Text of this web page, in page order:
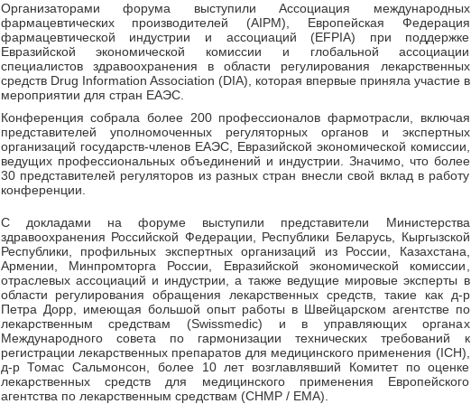
Организаторами форума выступили Ассоциация международных
фармацевтических производителей (AIPM), Европейская Федерация
фармацевтической индустрии и ассоциаций (EFPIA) при поддержке
Евразийской экономической комиссии и глобальной ассоциации
специалистов здравоохранения в области регулирования лекарственных
средств Drug Information Association (DIA), которая впервые приняла участие в
мероприятии для стран ЕАЭС.
Конференция собрала более 200 профессионалов фармотрасли, включая
представителей уполномоченных регуляторных органов и экспертных
организаций государств-членов ЕАЭС, Евразийской экономической комиссии,
ведущих профессиональных объединений и индустрии. Значимо, что более
30 представителей регуляторов из разных стран внесли свой вклад в работу
конференции.
С докладами на форуме выступили представители Министерства
здравоохранения Российской Федерации, Республики Беларусь, Кыргызской
Республики, профильных экспертных организаций из России, Казахстана,
Армении, Минпромторга России, Евразийской экономической комиссии,
отраслевых ассоциаций и индустрии, а также ведущие мировые эксперты в
области регулирования обращения лекарственных средств, такие как д-р
Петра Дорр, имеющая большой опыт работы в Швейцарском агентстве по
лекарственным средствам (Swissmedic) и в управляющих органах
Международного совета по гармонизации технических требований к
регистрации лекарственных препаратов для медицинского применения (ICH),
д-р Томас Сальмонсон, более 10 лет возглавлявший Комитет по оценке
лекарственных средств для медицинского применения Европейского
агентства по лекарственным средствам (CHMP / EMA).